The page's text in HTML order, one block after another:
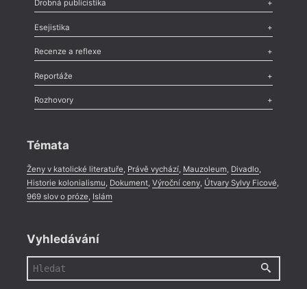
Drobná publicistika
Odlesk
Nekrolog,Glosa,Sloupek,Pozvánka,Literární soutěž,
Esejistika
Esej ,Pádlo,Úvaha
Recenze a reflexe
Recenze
Méně slov o próze,Celá rubrika
Reportáže
Literární zítřky
Celá rubrika
Rozhovory
Témata
Ženy v katolické literatuře, Právě vychází, Mauzoleum, Divadlo,
Historie kolonialismu, Dokument, Výroční ceny, Útvary Sylvy Ficové,
969 slov o próze, Islám
Vyhledávání